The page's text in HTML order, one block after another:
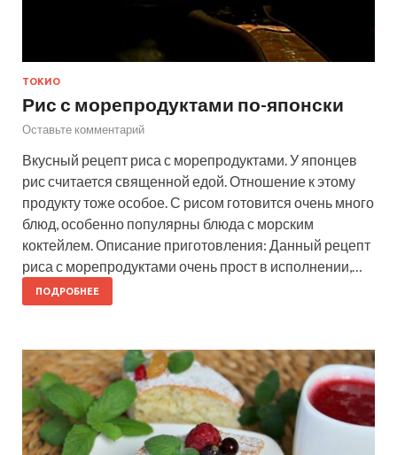
ТОКИО
Рис с морепродуктами по-японски
Оставьте комментарий
Вкусный рецепт риса с морепродуктами. У японцев
рис считается священной едой. Отношение к этому
продукту тоже особое. С рисом готовится очень много
блюд, особенно популярны блюда с морским
коктейлем. Описание приготовления: Данный рецепт
риса с морепродуктами очень прост в исполнении,…
ПОДРОБНЕЕ